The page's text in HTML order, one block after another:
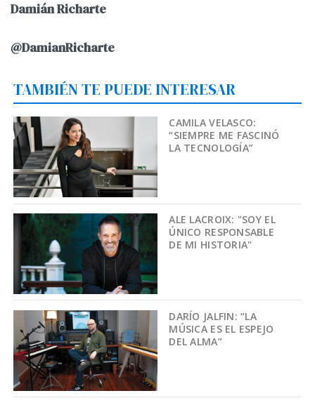
Damián Richarte
@DamianRicharte
TAMBIÉN TE PUEDE INTERESAR
CAMILA VELASCO:
“SIEMPRE ME FASCINÓ
LA TECNOLOGÍA”
ALE LACROIX: "SOY EL
ÚNICO RESPONSABLE
DE MI HISTORIA"
DARÍO JALFIN: “LA
MÚSICA ES EL ESPEJO
DEL ALMA”